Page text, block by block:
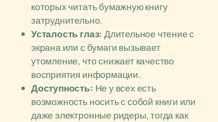
которых читать бумажную книгу
затруднительно.
Усталость глаз: Длительное чтение с
экрана или с бумаги вызывает
утомление, что снижает качество
восприятия информации.
Доступность: Не у всех есть
возможность носить с собой книги или
даже электронные ридеры, тогда как